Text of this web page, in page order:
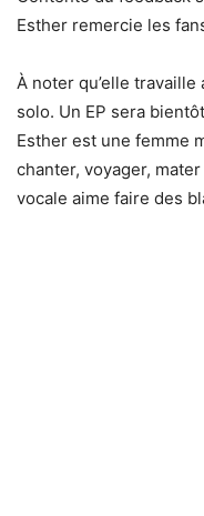
Esther remercie les
À noter qu’elle
solo. Un EP sera
Esther est une femme
chanter, voyager,
vocale aime faire des